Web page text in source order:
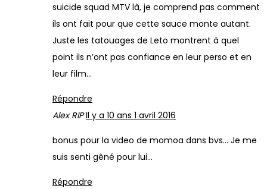
suicide squad MTV là, je comprend pas comment
ils ont fait pour que cette sauce monte autant.
Juste les tatouages de Leto montrent à quel
point ils n’ont pas confiance en leur perso et en
leur film…
Répondre
Alex RIP Il y a 10 ans 1 avril 2016
bonus pour la video de momoa dans bvs… Je me
suis senti gêné pour lui…
Répondre